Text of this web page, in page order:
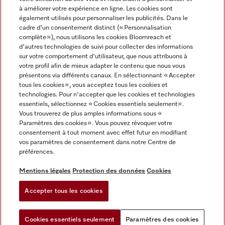
Mentions légales
CGV
Protection des données
Conditions d'utilisation
Déclaration d'accessibilité
Reglement sur les services numeriques
Paramètres des cookies
Miele sur Instagram
Miele sur Facebook
Miele sur Youtube
à améliorer votre expérience en ligne. Les cookies sont
également utilisés pour personnaliser les publicités. Dans le
cadre d'un consentement distinct (« Personnalisation
complète »), nous utilisons les cookies Bloomreach et
d'autres technologies de suivi pour collecter des informations
sur votre comportement d'utilisateur, que nous attribuons à
votre profil afin de mieux adapter le contenu que nous vous
présentons via différents canaux. En sélectionnant « Accepter
tous les cookies », vous acceptez tous les cookies et
technologies. Pour n'accepter que les cookies et technologies
essentiels, sélectionnez « Cookies essentiels seulement».
Vous trouverez de plus amples informations sous «
Paramètres des cookies ». Vous pouvez révoquer votre
consentement à tout moment avec effet futur en modifiant
vos paramètres de consentement dans notre Centre de
préférences.
Mentions légales Protection des données Cookies
Accepter tous les cookies
Cookies essentiels seulement Paramètres des cookies